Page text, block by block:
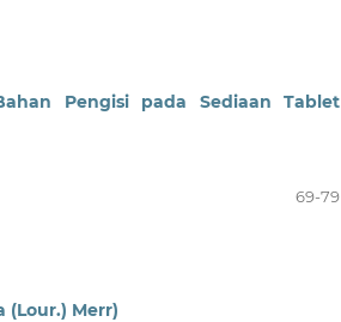
Pengisi pada Sediaan Tablet
69-79
(Lour.) Merr)